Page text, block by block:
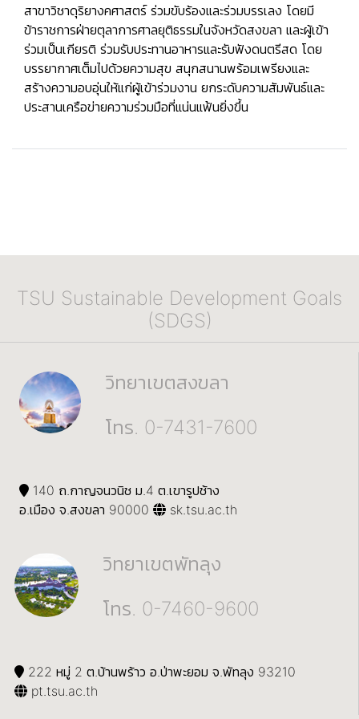
สาขาวิชาดุริยางคศาสตร์ ร่วมขับร้องและร่วมบรรเลง โดยมี
ข้าราชการฝ่ายตุลาการศาลยุติธรรมในจังหวัดสงขลา และผู้เข้า
ร่วมเป็นเกียรติ ร่วมรับประทานอาหารและรับฟังดนตรีสด โดย
บรรยากาศเต็มไปด้วยความสุข สนุกสนานพร้อมเพรียงและ
สร้างความอบอุ่นให้แก่ผู้เข้าร่วมงาน ยกระดับความสัมพันธ์และ
ประสานเครือข่ายความร่วมมือที่แน่นแฟ้นยิ่งขึ้น
TSU Sustainable Development Goals
(SDGS)
วิทยาเขตสงขลา
โทร. 0-7431-7600
140 ถ.กาญจนวนิช ม.4 ต.เขารูปช้าง
อ.เมือง จ.สงขลา 90000
sk.tsu.ac.th
วิทยาเขตพัทลุง
โทร. 0-7460-9600
222 หมู่ 2 ต.บ้านพร้าว อ.ป่าพะยอม จ.พัทลุง 93210
pt.tsu.ac.th